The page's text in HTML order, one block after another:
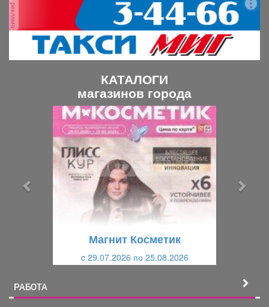
реклама
КАТАЛОГИ
магазинов города
Магнит Косметик
c 29.07.2026 по 25.08.2026
РАБОТА